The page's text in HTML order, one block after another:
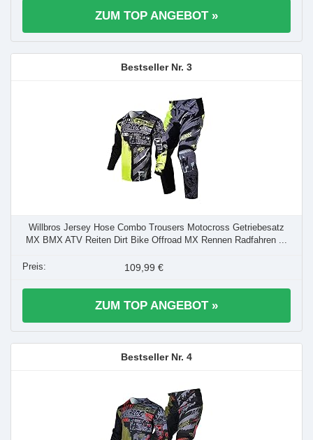
ZUM TOP ANGEBOT »
3
Willbros Jersey Hose Combo Trousers Motocross Getriebesatz
MX BMX ATV Reiten Dirt Bike Offroad MX Rennen Radfahren ...
109,99 €
ZUM TOP ANGEBOT »
4